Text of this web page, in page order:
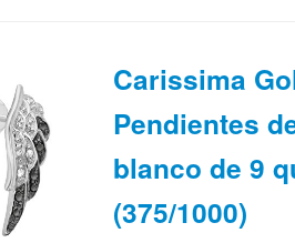
Carissima
Pendientes
blanco de 9
(375/1000)